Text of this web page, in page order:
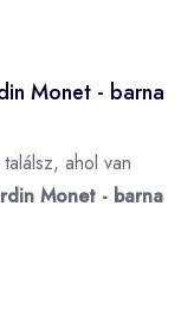
Monet - barna
ahol van
Monet - barna